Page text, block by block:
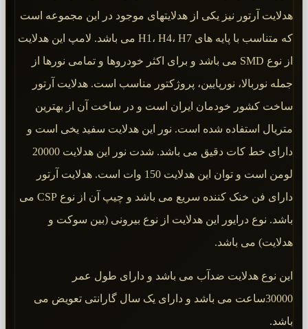
هدلایت آرتور نیز یکی از هدلایتهای موجود در این مجموعه است
که متناسب با پایه های H1، H4، H7 می باشد. لامپ این هدلایت
از نوع SMD می باشد و برای اکثر خودروها و تمامی نورها از
جمله نوربالا، نورپایین، پروژکتور مناسب است. هدلایت آرتور
ساخت کشور خودمان ایران است و در ساخت آن از بهترین
متریال استفاده شده است. نور این هدلایت سفید یخی است و
دارای خط کات دقیق می باشد. شدت نور این هدلایت 20000
لومن است و توان این هدلایت 150 وات است. هدلایت آرتور
دارای فن خنک کننده سریع می باشد و چیپ آن از نوع CSP می
باشد. نوع درایور این هدلایت از نوع بیرونی (بین سوکت و
هدلایت) می باشد.
این نوع هدلایت ضدآب می باشد و دارای طول عمر
30000ساعت می باشد و دارای یک سال گارانتی تعویض می
باشد.